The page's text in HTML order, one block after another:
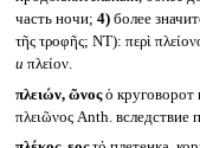
часть ночи; 4)более
τῆς τροφῆς; NT): περὶ
и πλείον.
πλειών, ῶνοςὁ круговорот
πλειῶνος Anth. вследствие